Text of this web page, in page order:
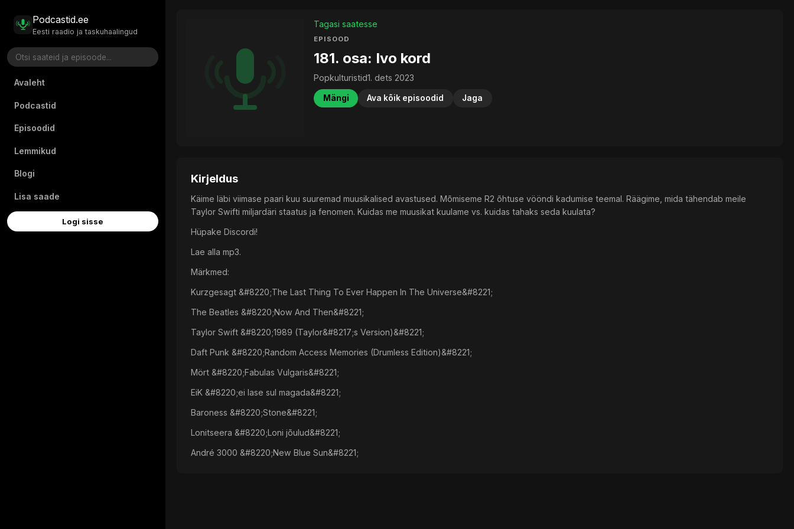
Podcastid.ee
Eesti raadio ja taskuhaalingud
Avaleht
Podcastid
Episoodid
Lemmikud
Blogi
Lisa saade
Logi sisse
Tagasi saatesse
EPISOOD
181. osa: Ivo kord
Popkulturistid1. dets 2023
Mängi Ava kõik episoodid Jaga
Kirjeldus
Käime läbi viimase paari kuu suuremad muusikalised avastused. Mõmiseme R2 õhtuse vööndi kadumise teemal. Räägime, mida tähendab meile
Taylor Swifti miljardäri staatus ja fenomen. Kuidas me muusikat kuulame vs. kuidas tahaks seda kuulata?
Hüpake Discordi!
Lae alla mp3.
Märkmed:
Kurzgesagt &#8220;The Last Thing To Ever Happen In The Universe&#8221;
The Beatles &#8220;Now And Then&#8221;
Taylor Swift &#8220;1989 (Taylor&#8217;s Version)&#8221;
Daft Punk &#8220;Random Access Memories (Drumless Edition)&#8221;
Mört &#8220;Fabulas Vulgaris&#8221;
EiK &#8220;ei lase sul magada&#8221;
Baroness &#8220;Stone&#8221;
Lonitseera &#8220;Loni jõulud&#8221;
André 3000 &#8220;New Blue Sun&#8221;